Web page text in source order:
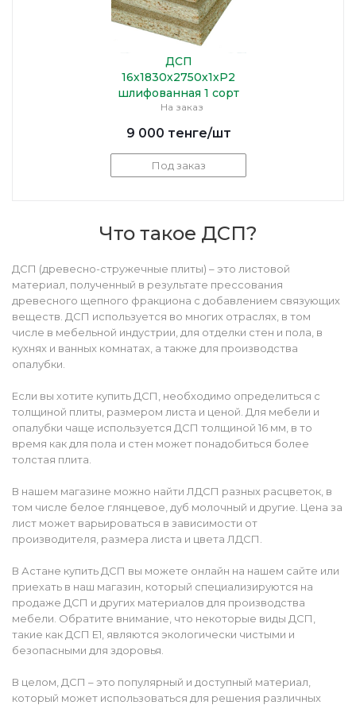
ДСП
16х1830х2750х1хР2
шлифованная 1 сорт
На заказ
9 000 тенге/шт
Под заказ
Что такое ДСП?
ДСП (древесно-стружечные плиты) – это листовой
материал, полученный в результате прессования
древесного щепного фракциона с добавлением связующих
веществ. ДСП используется во многих отраслях, в том
числе в мебельной индустрии, для отделки стен и пола, в
кухнях и ванных комнатах, а также для производства
опалубки.
Если вы хотите купить ДСП, необходимо определиться с
толщиной плиты, размером листа и ценой. Для мебели и
опалубки чаще используется ДСП толщиной 16 мм, в то
время как для пола и стен может понадобиться более
толстая плита.
В нашем магазине можно найти ЛДСП разных расцветок, в
том числе белое глянцевое, дуб молочный и другие. Цена за
лист может варьироваться в зависимости от
производителя, размера листа и цвета ЛДСП.
В Астане купить ДСП вы можете онлайн на нашем сайте или
приехать в наш магазин, который специализируются на
продаже ДСП и других материалов для производства
мебели. Обратите внимание, что некоторые виды ДСП,
такие как ДСП Е1, являются экологически чистыми и
безопасными для здоровья.
В целом, ДСП – это популярный и доступный материал,
который может использоваться для решения различных